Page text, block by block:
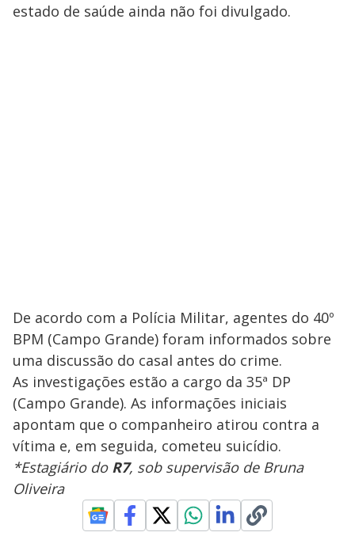
estado de saúde ainda não foi divulgado.
De acordo com a Polícia Militar, agentes do 40º
BPM (Campo Grande) foram informados sobre
uma discussão do casal antes do crime.
As investigações estão a cargo da 35ª DP
(Campo Grande). As informações iniciais
apontam que o companheiro atirou contra a
vítima e, em seguida, cometeu suicídio.
*Estagiário doR7, sob supervisão de Bruna
Oliveira